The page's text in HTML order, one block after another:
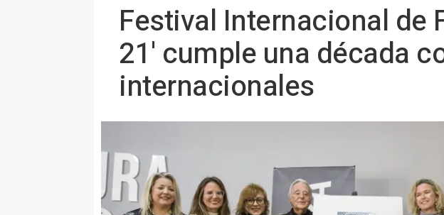
Festival Internacional de
21' cumple una década
internacionales